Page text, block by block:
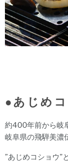
●あじめ
約400年前から岐
岐阜県の飛騨美濃
”あじめコショウ”